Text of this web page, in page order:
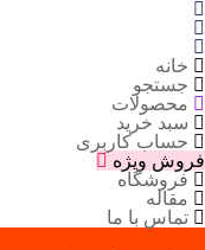
خانه
جستجو
محصولات
سبد خرید
حساب کاربری
فروش ویژه
فروشگاه
مقاله
تماس با ما